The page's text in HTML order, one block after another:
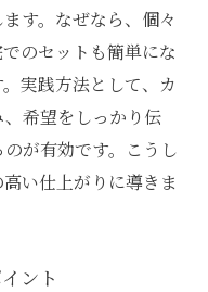
す。なぜなら、個々
のセットも簡単にな
実践方法として、カ
希望をしっかり伝
が有効です。こうし
い仕上がりに導きま
ント